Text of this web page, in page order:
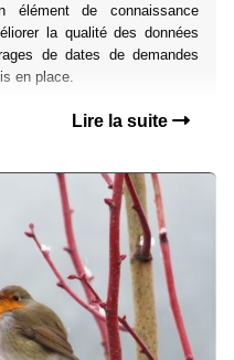
élément de connaissance
la qualité des données
de dates de demandes
en place.
Lire la suite